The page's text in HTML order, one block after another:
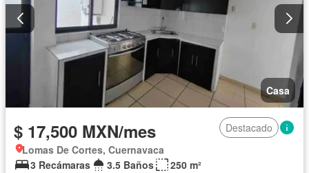
Casa
$ 17,500 MXN/mes
Destacado
Lomas De Cortes, Cuernavaca
3 Recámaras
3.5 Baños
250 m²